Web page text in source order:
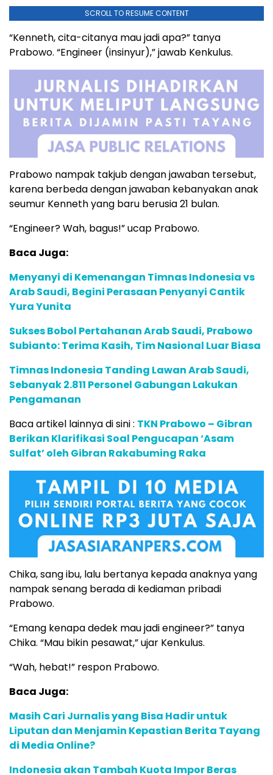
SCROLL TO RESUME CONTENT
“Kenneth, cita-citanya mau jadi apa?” tanya
Prabowo. “Engineer (insinyur),” jawab Kenkulus.
Prabowo nampak takjub dengan jawaban tersebut,
karena berbeda dengan jawaban kebanyakan anak
seumur Kenneth yang baru berusia 21 bulan.
“Engineer? Wah, bagus!” ucap Prabowo.
Baca Juga:
Menyanyi di Kemenangan Timnas Indonesia vs
Arab Saudi, Begini Perasaan Penyanyi Cantik
Yura Yunita
Sukses Bobol Pertahanan Arab Saudi, Prabowo
Subianto: Terima Kasih, Tim Nasional Luar Biasa
Timnas Indonesia Tanding Lawan Arab Saudi,
Sebanyak 2.811 Personel Gabungan Lakukan
Pengamanan
Baca artikel lainnya di sini : TKN Prabowo – Gibran
Berikan Klarifikasi Soal Pengucapan ‘Asam
Sulfat’ oleh Gibran Rakabuming Raka
Chika, sang ibu, lalu bertanya kepada anaknya yang
nampak senang berada di kediaman pribadi
Prabowo.
“Emang kenapa dedek mau jadi engineer?” tanya
Chika. “Mau bikin pesawat,” ujar Kenkulus.
“Wah, hebat!” respon Prabowo.
Baca Juga:
Masih Cari Jurnalis yang Bisa Hadir untuk
Liputan dan Menjamin Kepastian Berita Tayang
di Media Online?
Indonesia akan Tambah Kuota Impor Beras